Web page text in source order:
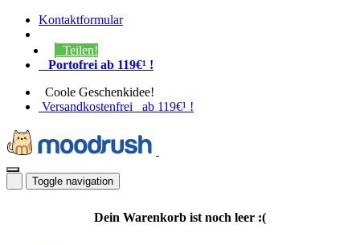
Kontaktformular
Teilen!
Portofrei ab 119€¹ !
Coole Geschenkidee!
Versandkostenfrei ab 119€¹ !
Toggle navigation
Dein Warenkorb ist noch leer :(